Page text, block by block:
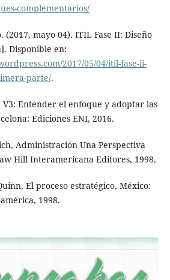
complementarios/
mayo 04). ITIL Fase II: Diseño
Disponible en:
2017/05/04/itil-fase-ii-
parte/.
Entender el enfoque y adoptar las
Ediciones ENI, 2016.
Administración Una Perspectiva
Hill Interamericana Editores, 1998.
El proceso estratégico, México:
1998.